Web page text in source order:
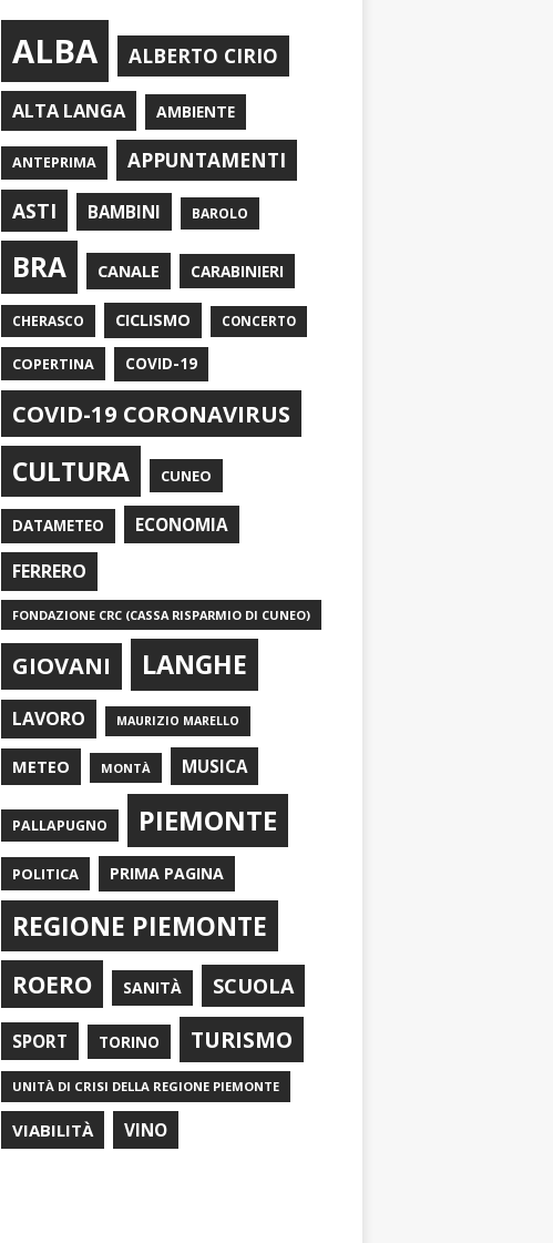
ALBA ALBERTO CIRIO
ALTA LANGA AMBIENTE
ANTEPRIMA
APPUNTAMENTI
ASTI
BAMBINI BAROLO
BRA CANALE CARABINIERI
CHERASCO CICLISMO CONCERTO
COPERTINA COVID-19
COVID-19 CORONAVIRUS
CULTURA CUNEO
DATAMETEO ECONOMIA
FERRERO
FONDAZIONE CRC (CASSA RISPARMIO DI CUNEO)
GIOVANI LANGHE
LAVORO MAURIZIO MARELLO
METEO MONTÀ MUSICA
PALLAPUGNO PIEMONTE
POLITICA PRIMA PAGINA
REGIONE PIEMONTE
ROERO SANITÀ SCUOLA
SPORT TORINO TURISMO
UNITÀ DI CRISI DELLA REGIONE PIEMONTE
VIABILITÀ VINO